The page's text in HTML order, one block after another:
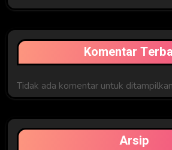
Komentar
Tidak ada komentar untuk
Arsip